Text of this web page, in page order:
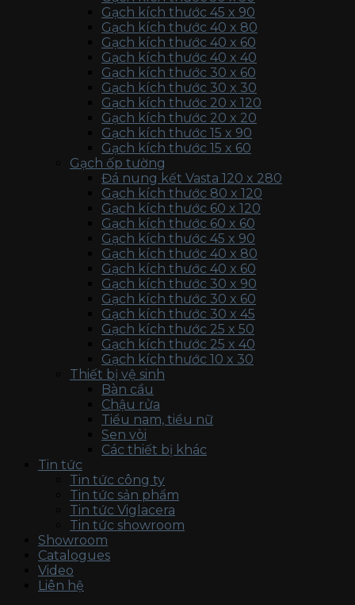
Gạch kích thước 45 x 90
Gạch kích thước 40 x 80
Gạch kích thước 40 x 60
Gạch kích thước 40 x 40
Gạch kích thước 30 x 60
Gạch kích thước 30 x 30
Gạch kích thước 20 x 120
Gạch kích thước 20 x 20
Gạch kích thước 15 x 90
Gạch kích thước 15 x 60
Gạch ốp tường
Đá nung kết Vasta 120 x 280
Gạch kích thước 80 x 120
Gạch kích thước 60 x 120
Gạch kích thước 60 x 60
Gạch kích thước 45 x 90
Gạch kích thước 40 x 80
Gạch kích thước 40 x 60
Gạch kích thước 30 x 90
Gạch kích thước 30 x 60
Gạch kích thước 30 x 45
Gạch kích thước 25 x 50
Gạch kích thước 25 x 40
Gạch kích thước 10 x 30
Thiết bị vệ sinh
Bàn cầu
Chậu rửa
Tiểu nam, tiểu nữ
Sen vòi
Các thiết bị khác
Tin tức
Tin tức công ty
Tin tức sản phẩm
Tin tức Viglacera
Tin tức showroom
Showroom
Catalogues
Video
Liên hệ